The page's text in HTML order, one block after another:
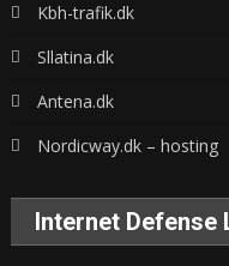
Kbh-trafik.dk
Sllatina.dk
Antena.dk
Nordicway.dk – hosting
Internet Defense